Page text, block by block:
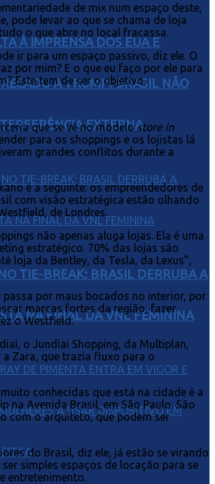
À IMPRENSA DOS EUA E
A TRUMP: BRASIL NÃO
EXTERNA
TIE-BREAK: BRASIL DERRUBA A
NA FINAL DA VNL FEMININA
de mix num espaço deste,
pode levar ao que se chama de loja
o que abre no local fracassa.
ir para um espaço passivo, diz ele. O
por mim? E o que eu faço por ele para
Este tem de ser o objetivo.
que se vê no modelostore in
para os shoppings e os lojistas lá
grandes conflitos durante a
é a seguinte: os empreendedores de
com visão estratégica estão olhando
de Londres.
não apenas aluga lojas. Ela é uma
estratégico. 70% das lojas são
loja da Bentley, da Tesla, da Lexus”,
passa por maus bocados no interior, por
marcas fortes da região, fazer
o Westfield.
o Jundiai Shopping, da Multiplan,
a Zara, que trazia fluxo para o
conhecidas que está na cidade é a
na Avenida Brasil, em São Paulo. São
com o arquiteto, que podem ser
do Brasil, diz ele, já estão se virando
simples espaços de locação para se
entretenimento.